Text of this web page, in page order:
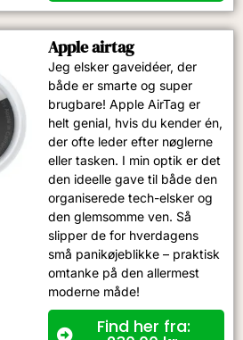
Apple airtag
Jeg elsker gaveidéer, der
både er smarte og super
brugbare! Apple AirTag er
helt genial, hvis du kender én,
der ofte leder efter nøglerne
eller tasken. I min optik er det
den ideelle gave til både den
organiserede tech-elsker og
den glemsomme ven. Så
slipper de for hverdagens
små panikøjeblikke – praktisk
omtanke på den allermest
moderne måde!
Find her fra: